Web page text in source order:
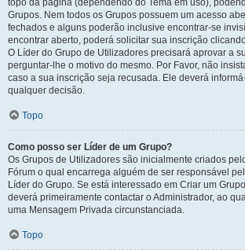
topo da página (dependendo do Tema em uso),
Grupos. Nem todos os Grupos possuem um acesso
fechados e alguns poderão inclusive encontrar-se
encontrar aberto, poderá solicitar sua inscrição
O Líder do Grupo de Utilizadores precisará aprovar a
perguntar-lhe o motivo do mesmo. Por Favor, não
caso a sua inscrição seja recusada. Ele deverá
qualquer decisão.
Topo
Como posso ser Líder de um Grupo?
Os Grupos de Utilizadores são inicialmente criados
Fórum o qual encarrega alguém de ser responsável
Líder do Grupo. Se está interessado em Criar um
deverá primeiramente contactar o Administrador, ao
uma Mensagem Privada circunstanciada.
Topo